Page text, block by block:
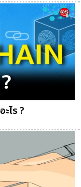
ไร ?